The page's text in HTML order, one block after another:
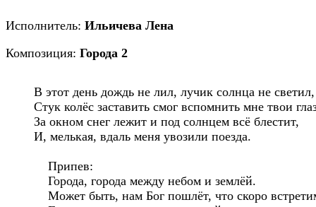
Исполнитель: Ильичева Лена
Композиция: Города 2
В этот день дождь не лил, лучик солнца не светил,
Стук колёс заставить смог вспомнить мне твои
За окном снег лежит и под солнцем всё блестит,
И, мелькая, вдаль меня увозили поезда.
    Припев:
    Города, города между небом и землёй.
Может быть, нам Бог пошлёт, что скоро